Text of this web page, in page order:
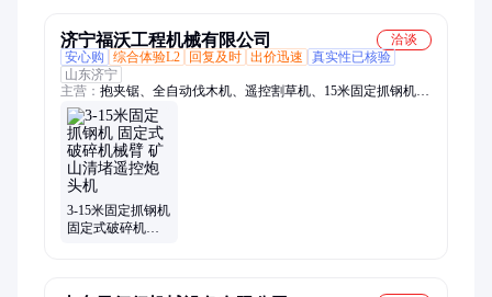
济宁福沃工程机械有限公司
洽谈
安心购
综合体验L2 回复及时 出价迅速
真实性已核验
山东济宁
主营： 抱夹锯、全自动伐木机、遥控割草机、15米固定抓钢机、
挖树机、船吊、克令吊、随车吊、吊车、汽车吊、车载吊机、升
降平台、四不像、随车挖、蜘蛛起重机、履带拉伸机、螺旋打桩
机、光伏打桩机、皮带拉伸机、沥青洒布机、运输车、沥青搅拌
机、高空作业车、三轮随车吊、蜘蛛吊、折臂吊
3-15米固定抓钢机
固定式破碎机械